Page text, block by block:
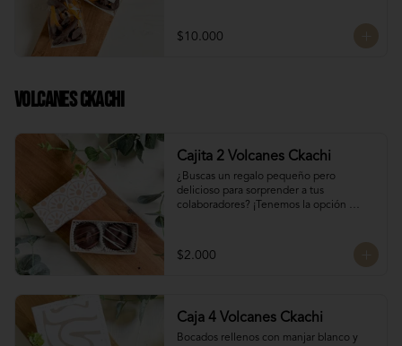
$10.000
Volcanes Ckachi
Cajita 2 Volcanes Ckachi
¿Buscas un regalo pequeño pero
delicioso para sorprender a tus
colaboradores? ¡Tenemos la opción
Manjar Blanco
Manjar Nutella
$2.000
Caja 4 Volcanes Ckachi
Bocados rellenos con manjar blanco y